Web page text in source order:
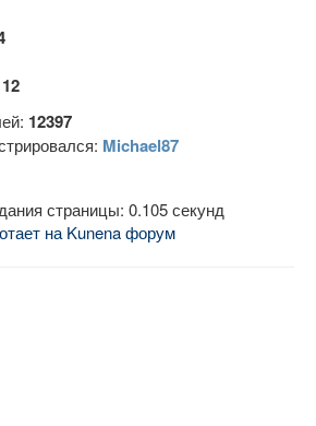
12
12397
Michael87
страницы: 0.105 секунд
на Kunena форум